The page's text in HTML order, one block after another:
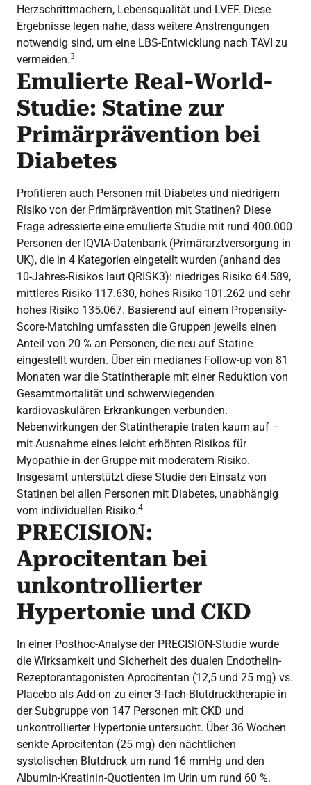
Herzschrittmachern, Lebensqualität und LVEF. Diese
Ergebnisse legen nahe, dass weitere Anstrengungen
notwendig sind, um eine LBS-Entwicklung nach TAVI zu
vermeiden.3
Emulierte Real-World-
Studie: Statine zur
Primärprävention bei
Diabetes
Profitieren auch Personen mit Diabetes und niedrigem
Risiko von der Primärprävention mit Statinen? Diese
Frage adressierte eine emulierte Studie mit rund 400.000
Personen der IQVIA-Datenbank (Primärarztversorgung in
UK), die in 4 Kategorien eingeteilt wurden (anhand des
10-Jahres-Risikos laut QRISK3): niedriges Risiko 64.589,
mittleres Risiko 117.630, hohes Risiko 101.262 und sehr
hohes Risiko 135.067. Basierend auf einem Propensity-
Score-Matching umfassten die Gruppen jeweils einen
Anteil von 20 % an Personen, die neu auf Statine
eingestellt wurden. Über ein medianes Follow-up von 81
Monaten war die Statintherapie mit einer Reduktion von
Gesamtmortalität und schwerwiegenden
kardiovaskulären Erkrankungen verbunden.
Nebenwirkungen der Statintherapie traten kaum auf –
mit Ausnahme eines leicht erhöhten Risikos für
Myopathie in der Gruppe mit moderatem Risiko.
Insgesamt unterstützt diese Studie den Einsatz von
Statinen bei allen Personen mit Diabetes, unabhängig
vom individuellen Risiko.4
PRECISION:
Aprocitentan bei
unkontrollierter
Hypertonie und CKD
In einer Posthoc-Analyse der PRECISION-Studie wurde
die Wirksamkeit und Sicherheit des dualen Endothelin-
Rezeptorantagonisten Aprocitentan (12,5 und 25 mg) vs.
Placebo als Add-on zu einer 3-fach-Blutdrucktherapie in
der Subgruppe von 147 Personen mit CKD und
unkontrollierter Hypertonie untersucht. Über 36 Wochen
senkte Aprocitentan (25 mg) den nächtlichen
systolischen Blutdruck um rund 16 mmHg und den
Albumin-Kreatinin-Quotienten im Urin um rund 60 %.